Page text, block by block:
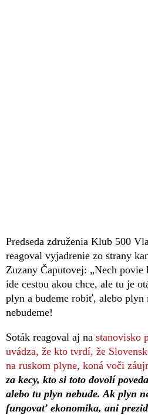
Predseda združenia Klub 500
reagoval vyjadrenie zo strany
Zuzany Čaputovej: „Nech
ide cestou akou chce, ale tu je
plyn a budeme robiť, alebo
nebudeme!
Soták reagoval aj na stanovisko
uvádza, že kto tvrdí, že
na ruskom plyne, koná voči
za kecy, kto si toto dovolí
alebo tu plyn nebude. Ak plyn
fungovať ekonomika, ani